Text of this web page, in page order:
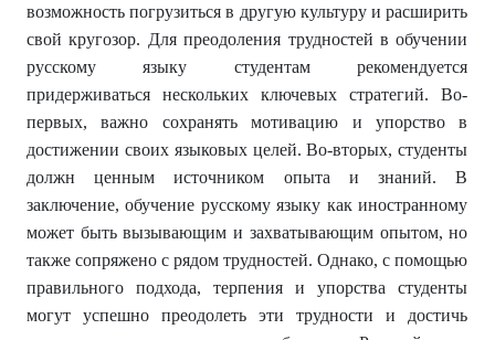
возможность погрузиться в другую культуру и расширить
свой кругозор. Для преодоления трудностей в обучении
русскому языку студентам рекомендуется
придерживаться нескольких ключевых стратегий. Во-
первых, важно сохранять мотивацию и упорство в
достижении своих языковых целей. Во-вторых, студенты
должн ценным источником опыта и знаний. В
заключение, обучение русскому языку как иностранному
может быть вызывающим и захватывающим опытом, но
также сопряжено с рядом трудностей. Однако, с помощью
правильного подхода, терпения и упорства студенты
могут успешно преодолеть эти трудности и достичь